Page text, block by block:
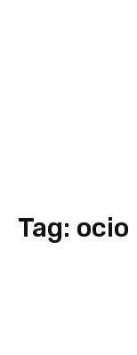
Tag: ocio